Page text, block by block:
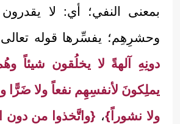
بمعنى النفي؛ أي: لا
وحشرِهِم؛ يفسِّرها قوله
دونِهِ آلهةً لا يخلُقون شيئاً
يملِكونَ لأنفسِهِم نفعاً ولا ضَرًّا
ولا نشوراً}، {واتَّخذوا من دون